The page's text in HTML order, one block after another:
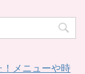
メニューや時